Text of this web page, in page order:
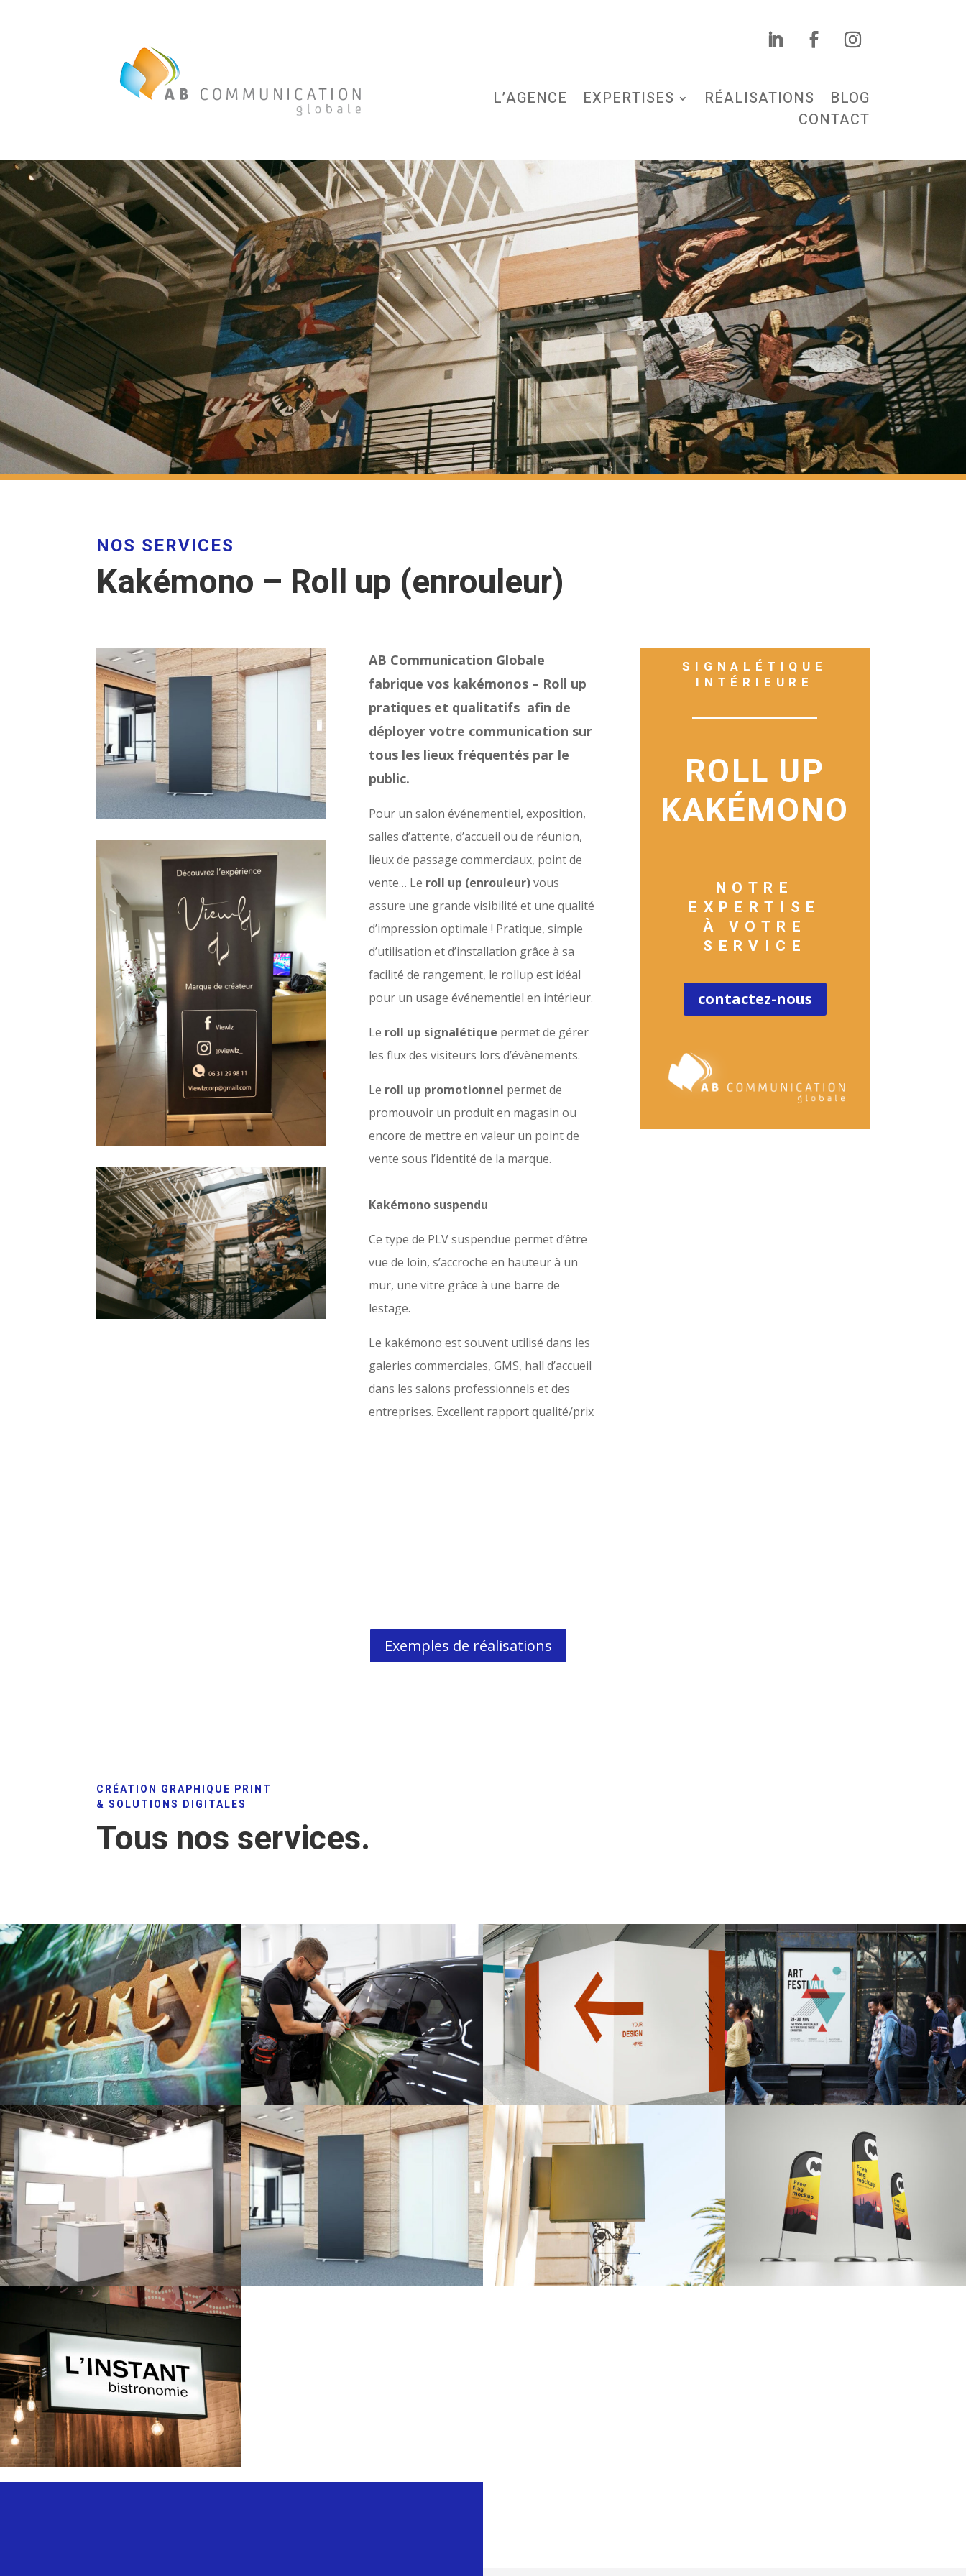
L’AGENCE EXPERTISES RÉALISATIONS
BLOG
CONTACT
NOS SERVICES
Kakémono – Roll up (enrouleur)
AB Communication Globale
fabrique vos kakémonos – Roll up
pratiques et qualitatifs afin de
déployer votre communication sur
tous les lieux fréquentés par le
public.
Pour un salon événementiel, exposition,
salles d’attente, d’accueil ou de réunion,
lieux de passage commerciaux, point de
vente… Le roll up (enrouleur)vous
assure une grande visibilité et une qualité
d’impression optimale ! Pratique, simple
d’utilisation et d’installation grâce à sa
facilité de rangement, le rollup est idéal
pour un usage événementiel en intérieur.
Le roll up signalétique permet de gérer
les flux des visiteurs lors d’évènements.
Le roll up promotionnel permet de
promouvoir un produit en magasin ou
encore de mettre en valeur un point de
vente sous l’identité de la marque.
Kakémono suspendu
Ce type de PLV suspendue permet d’être
vue de loin, s’accroche en hauteur à un
mur, une vitre grâce à une barre de
lestage.
Le kakémono est souvent utilisé dans les
galeries commerciales, GMS, hall d’accueil
dans les salons professionnels et des
entreprises. Excellent rapport qualité/prix
Exemples de réalisations
SIGNALÉTIQUE
INTÉRIEURE
ROLL UP
KAKÉMONO
NOTRE
EXPERTISE
À VOTRE
SERVICE
contactez-nous
CRÉATION GRAPHIQUE PRINT
& SOLUTIONS DIGITALES
Tous nos services.